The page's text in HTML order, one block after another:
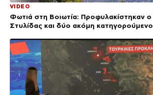
VIDEO
Φωτιά στη Βοιωτία: Προφυλακίστηκαν
Στυλίδας και δύο ακόμη